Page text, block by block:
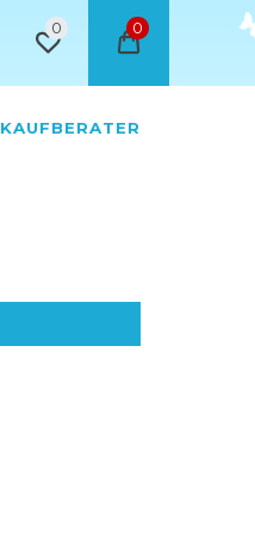
0 0
KAUFBERATER